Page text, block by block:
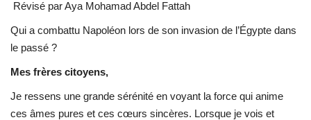
L'Égypte
Les auspices
Mouvement de la jeunesse de
Nasser
Révisé par Aya Mohamad Abdel Fattah
Qui a combattu Napoléon lors de son invasion de l’Égypte dans
le passé ?
Mes frères citoyens,
Je ressens une grande sérénité en voyant la force qui anime
ces âmes pures et ces cœurs sincères. Lorsque je vois et